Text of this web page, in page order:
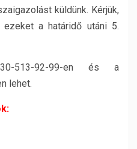
küldünk. Kérjük,
a határidő utáni 5.
513-92-99-en és a
lehet.